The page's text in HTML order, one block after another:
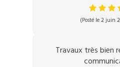
(Posté le 2 juin
Travaux très bien